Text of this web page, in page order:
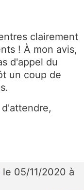
clairement
! À mon avis,
d'appel du
un coup de
le 05/11/2020 à